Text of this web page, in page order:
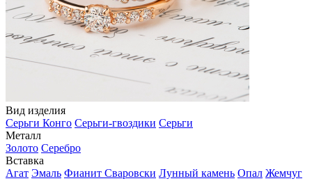
Вид изделия
Серьги Конго Серьги-гвоздики Серьги
Металл
Золото Серебро
Вставка
Агат Эмаль Фианит Сваровски Лунный камень Опал Жемчуг